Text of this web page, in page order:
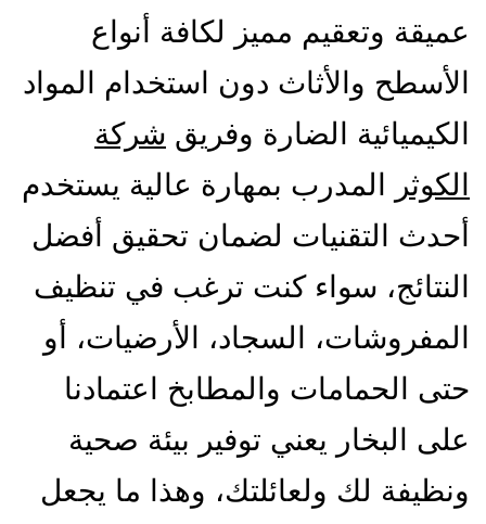
عميقة وتعقيم مميز لكافة أنواع
الأسطح والأثاث دون استخدام المواد
الكيميائية الضارة وفريق شركة
الكوثر
المدرب بمهارة عالية يستخدم
أحدث التقنيات لضمان تحقيق أفضل
النتائج، سواء كنت ترغب في تنظيف
المفروشات، السجاد، الأرضيات، أو
حتى الحمامات والمطابخ اعتمادنا
على البخار يعني توفير بيئة صحية
ونظيفة لك ولعائلتك، وهذا ما يجعل